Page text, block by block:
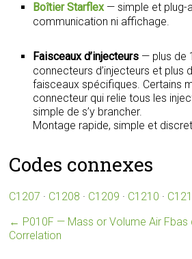
Boîtier Starflex— simple et plug-
communication ni affichage.
Faisceaux d’injecteurs — plus de
connecteurs d’injecteurs et plus
faisceaux spécifiques. Certains
connecteur qui relie tous les
simple de s’y brancher.
Montage rapide, simple et
Codes connexes
C1207 · C1208 · C1209 · C1210 ·
← P010F — Mass or Volume Air Fbas
Correlation